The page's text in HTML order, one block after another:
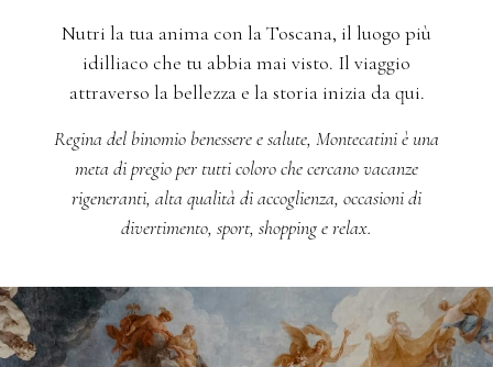
Nutri la tua anima con la Toscana, il luogo più
idilliaco che tu abbia mai visto. Il viaggio
attraverso la bellezza e la storia inizia da qui.
Regina del binomio benessere e salute, Montecatini è una
meta di pregio per tutti coloro che cercano vacanze
rigeneranti, alta qualità di accoglienza, occasioni di
divertimento, sport, shopping e relax.